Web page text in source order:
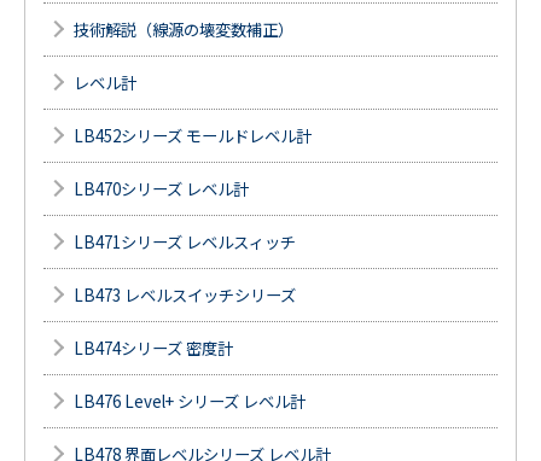
技術解説（線源の壊変数補正）
レベル計
LB452シリーズ モールドレベル計
LB470シリーズ レベル計
LB471シリーズ レベルスィッチ
LB473 レベルスイッチシリーズ
LB474シリーズ 密度計
LB476 Level+ シリーズ レベル計
LB478 界面レベルシリーズ レベル計